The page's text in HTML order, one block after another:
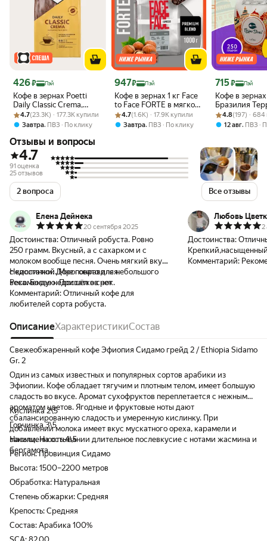
Кофе в зернах Poetti
Daily Classic Crema,
средняя обжарка, 250 г
Цена 426 ₽
426₽ Пэй
Рейтинг товара: 4.7 из 5
Оценок: (23.3K) · 177.3K купили
4.7(23.3K) · 177.3K купили
Завтра, ПВЗ По клику
Кофе в зернах 1 кг Face
to Face FORTE в мягкой
упаковке, от
производителя, свежая
Цена 947 ₽
947₽ Пэй
Рейтинг товара: 4.7 из 5
Оценок: (1.6K) · 17.9K купили
4.7(1.6K) · 17.9K купили
Завтра, ПВЗ По клику
Кофе в
Бразилия
арабика
Цена 715 ₽
715₽ Пэй
Рейтинг
Оценок: (197)
4.8(197) ·
12 авг, ПВЗ
Отзывы и вопросы
4.7
91 оценка
25 отзывов
2 вопроса Все отзывы
Елена Дейнека
20 сентября 2025
Достоинства: Отличный робуста. Ровно
250 грамм. Вкусный, а с сахарком и с
молоком вообще песня. Очень мягкий вкус
с кислинкой. Мне понравился.
Рекомендую. Пришёл в срок.
Недостатки: Дороговато для небольшого
веса. Более недостатков нет
Комментарий: Отличный кофе для
любителей сорта робуста.
Любовь
2
Достоинства:
Комментарий:
ОписаниеХарактеристикиСостав
Свежеобжаренный кофе Эфиопия Сидамо грейд 2 / Ethiopia Sidamo
Gr. 2
Один из самых известных и популярных сортов арабики из
Эфиопии. Кофе обладает тягучим и плотным телом, имеет большую
сладость во вкусе. Аромат сухофруктов переплетается с нежным
ароматом цветов. Ягодные и фруктовые ноты дают
сбалансированную сладость и умеренную кислинку. При
добавлении молока имеет вкус мускатного ореха, карамели и
ванили. На остывании длительное послевкусие с нотами жасмина и
бергамота.
Кислинка 2\5
Горчинка 3\5
Насыщенность 4\5
Регион: Провинция Сидамо
Высота: 1500–2200 метров
Обработка: Натуральная
Степень обжарки: Средняя
Крепость: Средняя
Состав: Арабика 100%